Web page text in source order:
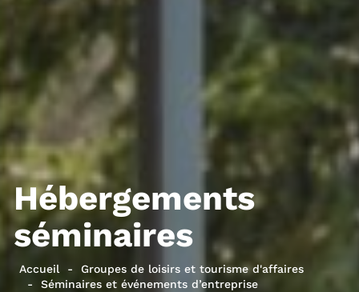
Hébergements
séminaires
Accueil
Groupes de loisirs et tourisme d'affaires
Séminaires et événements d’entreprise